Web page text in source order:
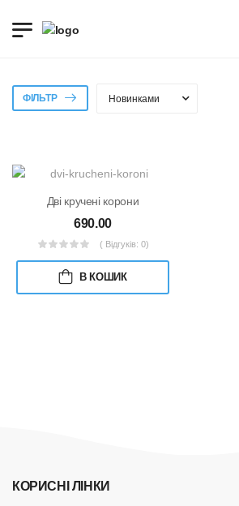
ФІЛЬТР
Дві кручені корони
690.00
( Відгуків: 0)
В КОШИК
КОРИСНІ ЛІНКИ